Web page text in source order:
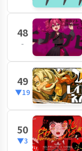
48
-
49
▼19
50
▼3